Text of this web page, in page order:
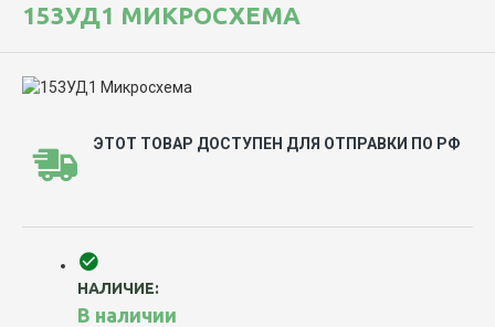
153УД1 МИКРОСХЕМА
ЭТОТ ТОВАР ДОСТУПЕН ДЛЯ ОТПРАВКИ ПО РФ
НАЛИЧИЕ:
В наличии